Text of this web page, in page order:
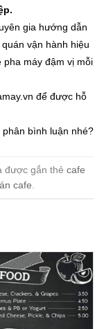
gia hướng dẫn
vận hành hiệu
máy đậm vị mỗi
để được hỗ
bình luận nhé?
được gắn thẻ cafe
cafe